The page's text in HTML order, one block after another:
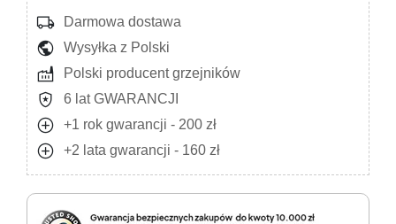
local_shipping Darmowa dostawa
public Wysyłka z Polski
factory Polski producent grzejników
local_police 6 lat GWARANCJI
add_circle +1 rok gwarancji - 200 zł
add_circle +2 lata gwarancji - 160 zł